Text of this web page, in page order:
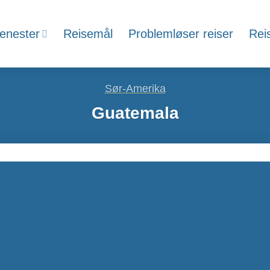
Reisemål Problemløser reiser
Sør-Amerika
Guatemala